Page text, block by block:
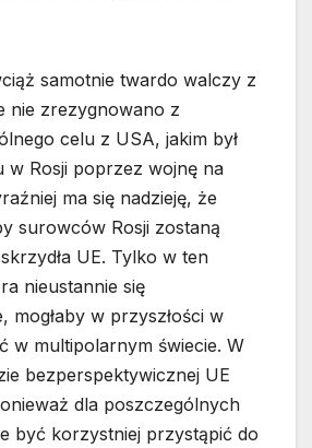
samotnie twardo walczy z
nie zrezygnowano z
celu z USA, jakim był
w Rosji poprzez wojnę na
ma się nadzieję, że
surowców Rosji zostaną
UE. Tylko w ten
nieustannie się
mogłaby w przyszłości w
w multipolarnym świecie. W
bezperspektywicznej UE
dla poszczególnych
być korzystniej przystąpić do